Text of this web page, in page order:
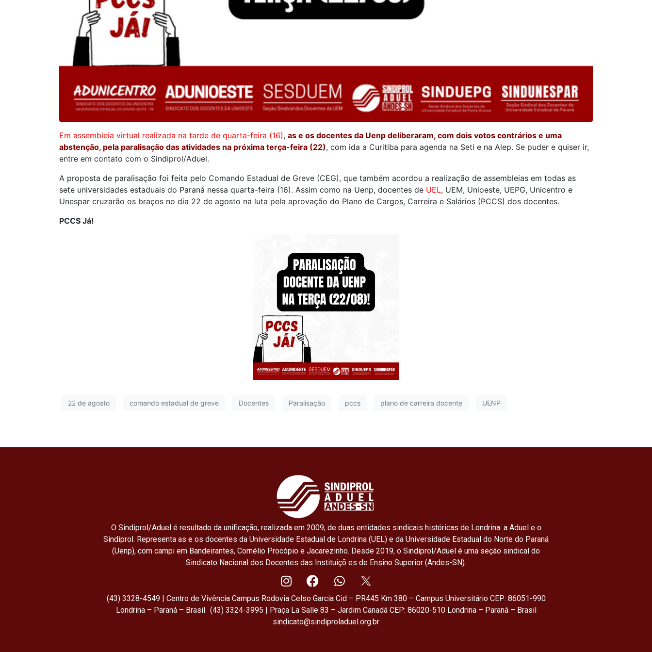
Em assembleia virtual realizada na tarde de quarta-feira (16), as e os docentes da Uenp deliberaram, com dois votos contrários e uma
abstenção, pela paralisação das atividades na próxima terça-feira (22), com ida a Curitiba para agenda na Seti e na Alep. Se puder e quiser ir,
entre em contato com o Sindiprol/Aduel.
A proposta de paralisação foi feita pelo Comando Estadual de Greve (CEG), que também acordou a realização de assembleias em todas as
sete universidades estaduais do Paraná nessa quarta-feira (16). Assim como na Uenp, docentes de UEL, UEM, Unioeste, UEPG, Unicentro e
Unespar cruzarão os braços no dia 22 de agosto na luta pela aprovação do Plano de Cargos, Carreira e Salários (PCCS) dos docentes.
PCCS Já!
22 de agosto comando estadual de greve Docentes Paralisação pccs plano de carreira docente UENP
O Sindiprol/Aduel é resultado da unificação, realizada em 2009, de duas entidades sindicais históricas de Londrina: a Aduel e o
Sindiprol. Representa as e os docentes da Universidade Estadual de Londrina (UEL) e da Universidade Estadual do Norte do Paraná
(Uenp), com campi em Bandeirantes, Cornélio Procópio e Jacarezinho. Desde 2019, o Sindiprol/Aduel é uma seção sindical do
Sindicato Nacional dos Docentes das Instituiçõ es de Ensino Superior (Andes-SN).
(43) 3328-4549 | Centro de Vivência Campus Rodovia Celso Garcia Cid – PR445 Km 380 – Campus Universitário CEP: 86051-990
Londrina – Paraná – Brasil (43) 3324-3995 | Praça La Salle 83 – Jardim Canadá CEP: 86020-510 Londrina – Paraná – Brasil
sindicato@sindiproladuel.org.br